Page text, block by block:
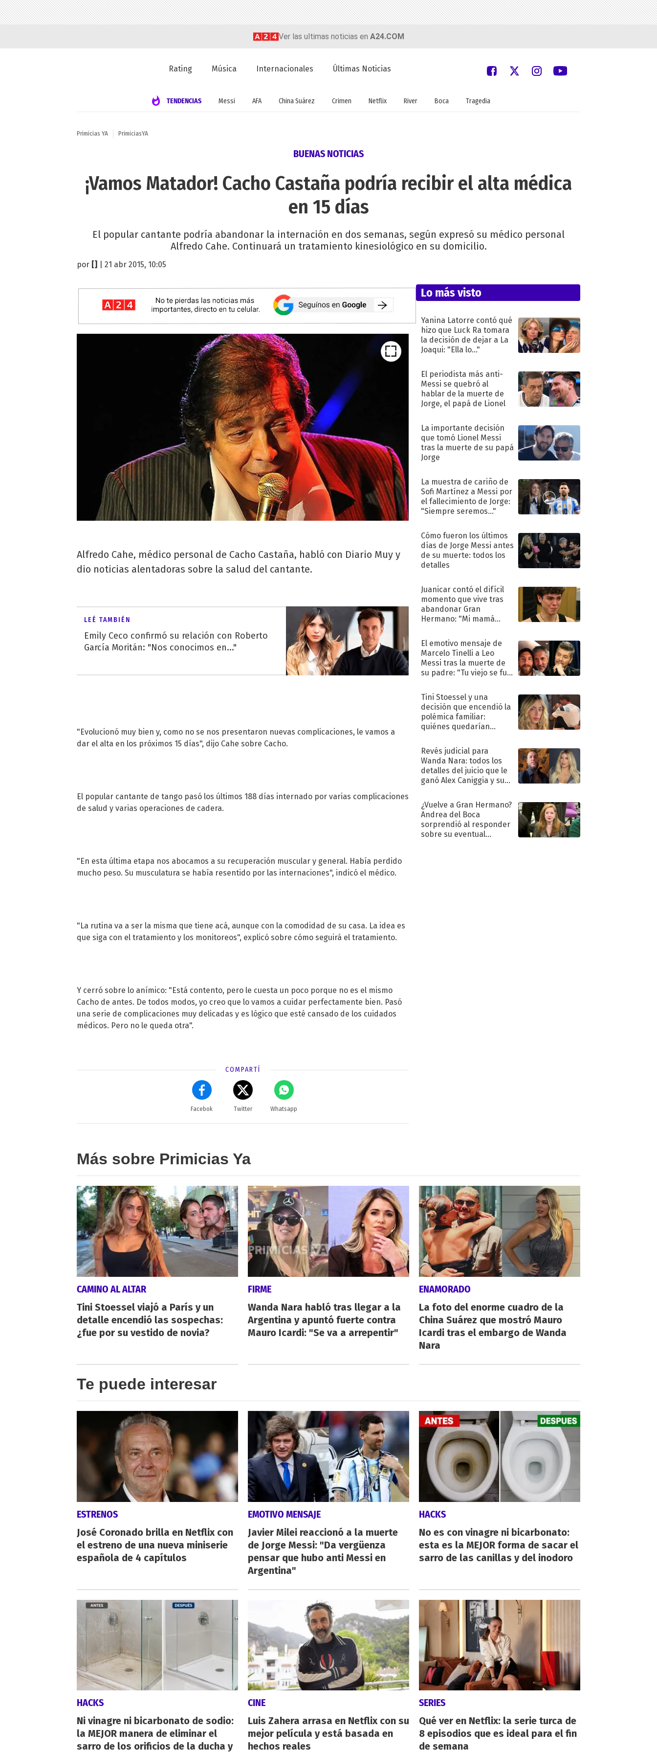
Ver las ultimas noticias en A24.COM
Rating Música Internacionales Últimas Noticias
TENDENCIAS Messi AFA China Suárez Crimen Netflix River Boca Tragedia
Primicias YA PrimiciasYA
BUENAS NOTICIAS
¡Vamos Matador! Cacho Castaña podría recibir el alta médica
en 15 días
El popular cantante podría abandonar la internación en dos semanas, según expresó su médico personal
Alfredo Cahe. Continuará un tratamiento kinesiológico en su domicilio.
por | 21 abr 2015, 10:05
Alfredo Cahe, médico personal de Cacho Castaña, habló con Diario Muy y
dio noticias alentadoras sobre la salud del cantante.
LEÉ TAMBIÉN
Emily Ceco confirmó su relación con Roberto
García Moritán: "Nos conocimos en..."
"Evolucionó muy bien y, como no se nos presentaron nuevas complicaciones, le vamos a
dar el alta en los próximos 15 días", dijo Cahe sobre Cacho.
El popular cantante de tango pasó los últimos 188 días internado por varias complicaciones
de salud y varias operaciones de cadera.
"En esta última etapa nos abocamos a su recuperación muscular y general. Había perdido
mucho peso. Su musculatura se había resentido por las internaciones", indicó el médico.
"La rutina va a ser la misma que tiene acá, aunque con la comodidad de su casa. La idea es
que siga con el tratamiento y los monitoreos", explicó sobre cómo seguirá el tratamiento.
Y cerró sobre lo anímico: "Está contento, pero le cuesta un poco porque no es el mismo
Cacho de antes. De todos modos, yo creo que lo vamos a cuidar perfectamente bien. Pasó
una serie de complicaciones muy delicadas y es lógico que esté cansado de los cuidados
médicos. Pero no le queda otra".
COMPARTÍ
Facebok Twitter Whatsapp
Lo más visto
Yanina Latorre contó qué
hizo que Luck Ra tomara
la decisión de dejar a La
Joaqui: "Ella lo..."
El periodista más anti-
Messi se quebró al
hablar de la muerte de
Jorge, el papá de Lionel
La importante decisión
que tomó Lionel Messi
tras la muerte de su papá
Jorge
La muestra de cariño de
Sofi Martínez a Messi por
el fallecimiento de Jorge:
"Siempre seremos..."
Cómo fueron los últimos
días de Jorge Messi antes
de su muerte: todos los
detalles
Juanicar contó el difícil
momento que vive tras
abandonar Gran
Hermano: "Mi mamá
El emotivo mensaje de
Marcelo Tinelli a Leo
Messi tras la muerte de
su padre: "Tu viejo se fue
Tini Stoessel y una
decisión que encendió la
polémica familiar:
quiénes quedarían
Revés judicial para
Wanda Nara: todos los
detalles del juicio que le
ganó Alex Caniggia y sus
¿Vuelve a Gran Hermano?
Andrea del Boca
sorprendió al responder
sobre su eventual
Más sobre Primicias Ya
CAMINO AL ALTAR
Tini Stoessel viajó a París y un
detalle encendió las sospechas:
¿fue por su vestido de novia?
FIRME
Wanda Nara habló tras llegar a la
Argentina y apuntó fuerte contra
Mauro Icardi: "Se va a arrepentir"
ENAMORADO
La foto del enorme cuadro de la
China Suárez que mostró Mauro
Icardi tras el embargo de Wanda
Nara
Te puede interesar
ESTRENOS
José Coronado brilla en Netflix con
el estreno de una nueva miniserie
española de 4 capítulos
EMOTIVO MENSAJE
Javier Milei reaccionó a la muerte
de Jorge Messi: "Da vergüenza
pensar que hubo anti Messi en
Argentina"
HACKS
No es con vinagre ni bicarbonato:
esta es la MEJOR forma de sacar el
sarro de las canillas y del inodoro
HACKS
Ni vinagre ni bicarbonato de sodio:
la MEJOR manera de eliminar el
sarro de los orificios de la ducha y
CINE
Luis Zahera arrasa en Netflix con su
mejor película y está basada en
hechos reales
SERIES
Qué ver en Netflix: la serie turca de
8 episodios que es ideal para el fin
de semana